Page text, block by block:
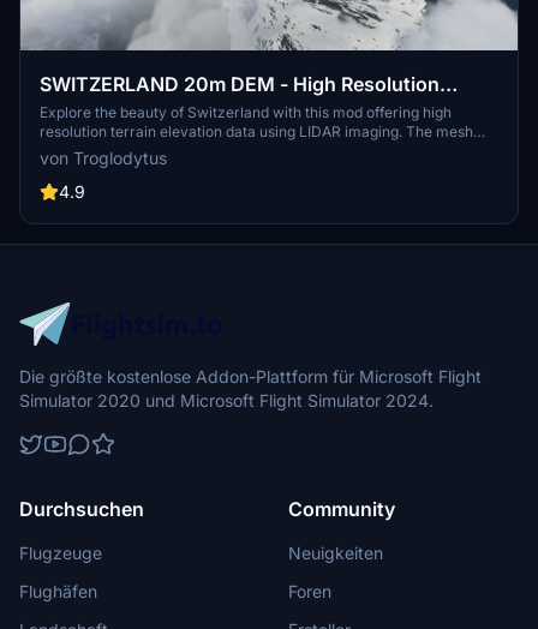
SWITZERLAND 20m DEM - High Resolution
Terrain Elevation Data from LIDAR Imaging
Explore the beauty of Switzerland with this mod offering high
resolution terrain elevation data using LIDAR imaging. The mesh
resolution is 20m, providing exceptional detail with a height
resolution of 0.1m. Update includes extreme LIDAR meshes for
specific regions. Please note potential performance impacts and
Switzerland with enhanced realism and accuracy.
von Troglodytus
4.9
Die größte kostenlose Addon-Plattform für Microsoft Flight
Simulator 2020 und Microsoft Flight Simulator 2024.
Durchsuchen
Flugzeuge
Flughäfen
Community
Neuigkeiten
Foren